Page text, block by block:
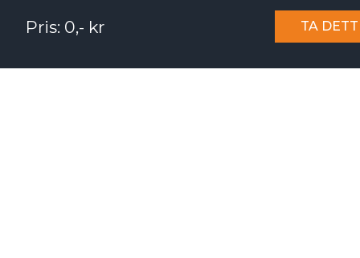
Pris: 0,- kr TA